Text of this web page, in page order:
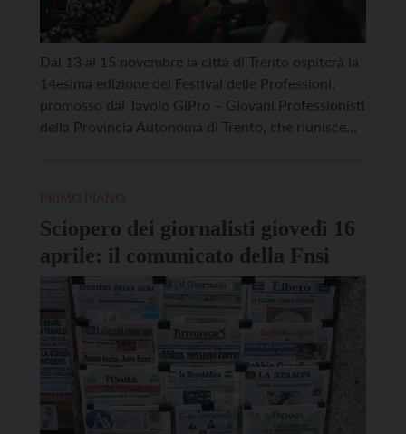
Dal 13 al 15 novembre la città di Trento ospiterà la
14esima edizione del Festival delle Professioni,
promosso dal Tavolo GiPro – Giovani Professionisti
della Provincia Autonoma di Trento, che riunisce
Sciopero dei giornalisti giovedì 16
aprile: il comunicato della Fnsi